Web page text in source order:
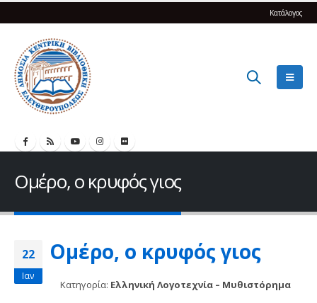
Κατάλογος
Ομέρο, ο κρυφός γιος
22
Ιαν
Ομέρο, ο κρυφός γιος
Κατηγορία: Ελληνική Λογοτεχνία – Μυθιστόρημα